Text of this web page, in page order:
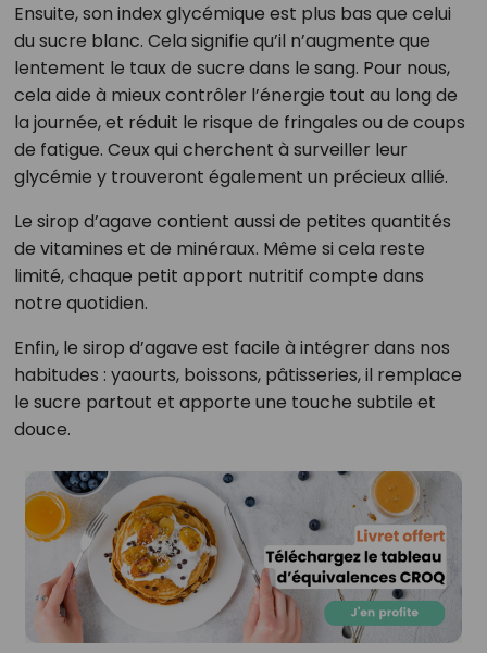
Ensuite, son index glycémique est plus bas que celui
du sucre blanc. Cela signifie qu’il n’augmente que
lentement le taux de sucre dans le sang. Pour nous,
cela aide à mieux contrôler l’énergie tout au long de
la journée, et réduit le risque de fringales ou de coups
de fatigue. Ceux qui cherchent à surveiller leur
glycémie y trouveront également un précieux allié.
Le sirop d’agave contient aussi de petites quantités
de vitamines et de minéraux. Même si cela reste
limité, chaque petit apport nutritif compte dans
notre quotidien.
Enfin, le sirop d’agave est facile à intégrer dans nos
habitudes : yaourts, boissons, pâtisseries, il remplace
le sucre partout et apporte une touche subtile et
douce.